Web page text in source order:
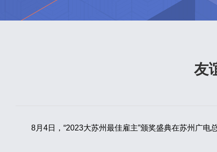
友
8月4日，“2023大苏州最佳雇主”颁奖盛典在苏州广电